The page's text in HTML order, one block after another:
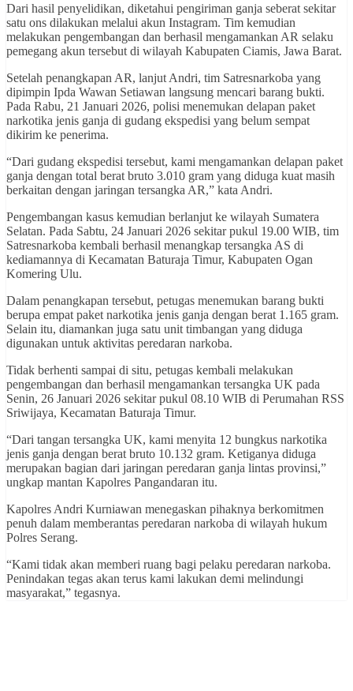
Dari hasil penyelidikan, diketahui pengiriman ganja seberat sekitar
satu ons dilakukan melalui akun Instagram. Tim kemudian
melakukan pengembangan dan berhasil mengamankan AR selaku
pemegang akun tersebut di wilayah Kabupaten Ciamis, Jawa Barat.
Setelah penangkapan AR, lanjut Andri, tim Satresnarkoba yang
dipimpin Ipda Wawan Setiawan langsung mencari barang bukti.
Pada Rabu, 21 Januari 2026, polisi menemukan delapan paket
narkotika jenis ganja di gudang ekspedisi yang belum sempat
dikirim ke penerima.
“Dari gudang ekspedisi tersebut, kami mengamankan delapan paket
ganja dengan total berat bruto 3.010 gram yang diduga kuat masih
berkaitan dengan jaringan tersangka AR,” kata Andri.
Pengembangan kasus kemudian berlanjut ke wilayah Sumatera
Selatan. Pada Sabtu, 24 Januari 2026 sekitar pukul 19.00 WIB, tim
Satresnarkoba kembali berhasil menangkap tersangka AS di
kediamannya di Kecamatan Baturaja Timur, Kabupaten Ogan
Komering Ulu.
Dalam penangkapan tersebut, petugas menemukan barang bukti
berupa empat paket narkotika jenis ganja dengan berat 1.165 gram.
Selain itu, diamankan juga satu unit timbangan yang diduga
digunakan untuk aktivitas peredaran narkoba.
Tidak berhenti sampai di situ, petugas kembali melakukan
pengembangan dan berhasil mengamankan tersangka UK pada
Senin, 26 Januari 2026 sekitar pukul 08.10 WIB di Perumahan RSS
Sriwijaya, Kecamatan Baturaja Timur.
“Dari tangan tersangka UK, kami menyita 12 bungkus narkotika
jenis ganja dengan berat bruto 10.132 gram. Ketiganya diduga
merupakan bagian dari jaringan peredaran ganja lintas provinsi,”
ungkap mantan Kapolres Pangandaran itu.
Kapolres Andri Kurniawan menegaskan pihaknya berkomitmen
penuh dalam memberantas peredaran narkoba di wilayah hukum
Polres Serang.
“Kami tidak akan memberi ruang bagi pelaku peredaran narkoba.
Penindakan tegas akan terus kami lakukan demi melindungi
masyarakat,” tegasnya.